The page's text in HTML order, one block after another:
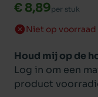
€ 8,89per stuk
Niet op voorraad
Houd mij op de
Log in om een
product